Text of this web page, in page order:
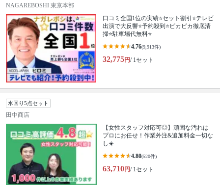
NAGAREBOSHI 東京本部
口コミ全国1位の実績⭐セット割引⭐テレビ
出演で大反響⭐予約殺到⭐ピカピカ徹底清
掃⭐駐車場代無料⭐
4.76(9,913件)
32,775円/ 1セット
水回り5点セット
田中商店
【女性スタッフ対応可◎】頑固な汚れは
プロにお任せ！作業外注&追加料金一切な
し☀️
4.80(520件)
63,710円/ 1セット